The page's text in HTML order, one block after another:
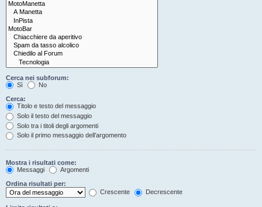
Cerca nei subforum:
Sì
No
Cerca:
Titolo e testo del messaggio
Solo il testo del messaggio
Solo tra i titoli degli argomenti
Solo il primo messaggio dell’argomento
Mostra i risultati come:
Messaggi
Argomenti
Ordina risultati per:
Crescente
Decrescente